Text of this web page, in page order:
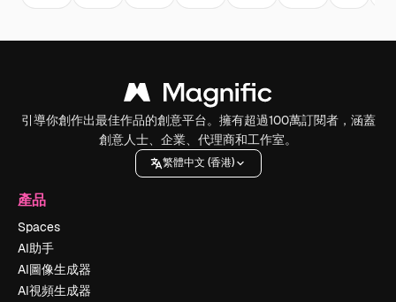
引導你創作出最佳作品的創意平台。擁有超過100萬訂閱者，涵蓋
創意人士、企業、代理商和工作室。
繁體中文 (香港)
產品
Spaces
AI助手
AI圖像生成器
AI視頻生成器